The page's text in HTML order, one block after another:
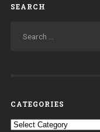
SEARCH
CATEGORIES
Categories